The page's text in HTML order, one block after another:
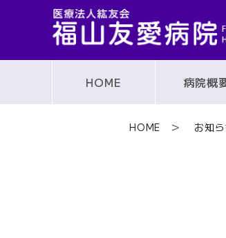
HOME 病院概
HOME お知